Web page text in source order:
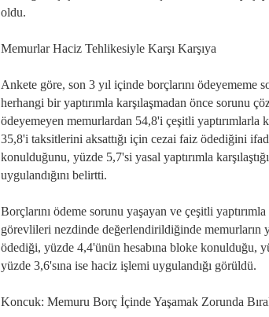
oldu.
Memurlar Haciz Tehlikesiyle Karşı Karşıya
Ankete göre, son 3 yıl içinde borçlarını ödeyememe
herhangi bir yaptırımla karşılaşmadan önce sorunu
ödeyemeyen memurlardan 54,8'i çeşitli yaptırımlarla
35,8'i taksitlerini aksattığı için cezai faiz ödediğini
konulduğunu, yüzde 5,7'si yasal yaptırımla
uygulandığını belirtti.
Borçlarını ödeme sorunu yaşayan ve çeşitli
görevlileri nezdinde değerlendirildiğinde memurların
ödediği, yüzde 4,4'ünün hesabına bloke konulduğu,
yüzde 3,6'sına ise haciz işlemi uygulandığı görüldü.
Koncuk: Memuru Borç İçinde Yaşamak Zorunda